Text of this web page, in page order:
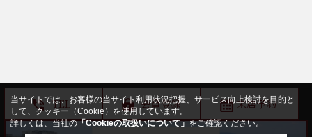
TEL 会員登録 来店予約
当サイトでは、お客様の当サイト利用状況把握、サービス向上検討を目的と
して、クッキー（Cookie）を使用しています。
詳しくは、当社の「Cookieの取扱いについて」をご確認ください。